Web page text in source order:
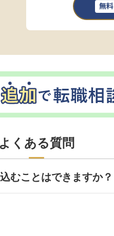
無料
よくある質問
むことはできますか？